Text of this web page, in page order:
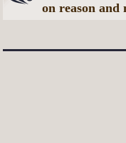
on reason and